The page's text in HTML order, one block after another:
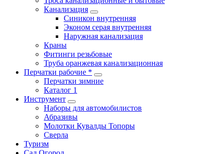
Канализация
Синикон внутренняя
Эконом серая внутренняя
Наружная канализация
Краны
Фитинги резьбовые
Труба оранжевая канализационная
Перчатки рабочие *
Перчатки зимние
Каталог 1
Инструмент
Наборы для автомобилистов
Абразивы
Молотки Кувалды Топоры
Сверла
Туризм